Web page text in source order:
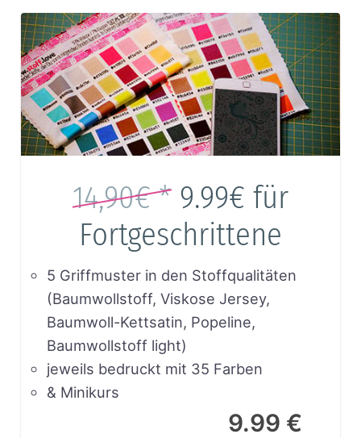
14,90€ * 9.99€ für
Fortgeschrittene
5 Griffmuster in den Stoffqualitäten
(Baumwollstoff, Viskose Jersey,
Baumwoll-Kettsatin, Popeline,
Baumwollstoff light)
jeweils bedruckt mit 35 Farben
& Minikurs
9.99 €